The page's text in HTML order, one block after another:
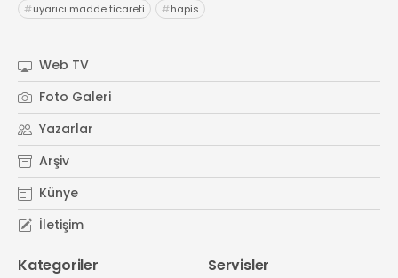
#uyarıcı madde ticareti #hapis
Web TV
Foto Galeri
Yazarlar
Arşiv
Künye
İletişim
Kategoriler Servisler